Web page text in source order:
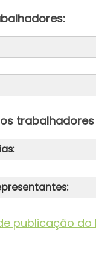
publicação do